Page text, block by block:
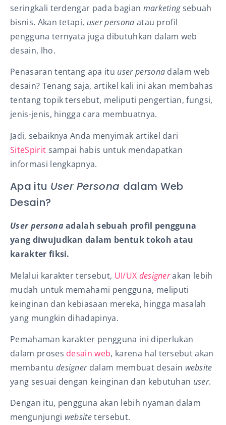
seringkali terdengar pada bagian marketingsebuah
bisnis. Akan tetapi, user persona atau profil
pengguna ternyata juga dibutuhkan dalam web
desain, lho.
Penasaran tentang apa itu user persona dalam web
desain? Tenang saja, artikel kali ini akan membahas
tentang topik tersebut, meliputi pengertian, fungsi,
jenis-jenis, hingga cara membuatnya.
Jadi, sebaiknya Anda menyimak artikel dari
SiteSpirit sampai habis untuk mendapatkan
informasi lengkapnya.
Apa itu User Persona dalam Web
Desain?
User personaadalah sebuah profil pengguna
yang diwujudkan dalam bentuk tokoh atau
karakter fiksi.
Melalui karakter tersebut, UI/UX designerakan lebih
mudah untuk memahami pengguna, meliputi
keinginan dan kebiasaan mereka, hingga masalah
yang mungkin dihadapinya.
Pemahaman karakter pengguna ini diperlukan
dalam proses desain web, karena hal tersebut akan
membantu designer dalam membuat desain website
yang sesuai dengan keinginan dan kebutuhan user.
Dengan itu, pengguna akan lebih nyaman dalam
mengunjungi websitetersebut.